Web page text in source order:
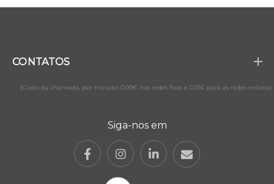
CONTATOS
(Custo da chamada, por minuto: 0,09€ nas redes fixas e 0,13€ para as redes móveis)
Siga-nos em